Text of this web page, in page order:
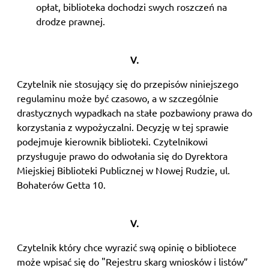
opłat, biblioteka dochodzi swych roszczeń na
drodze prawnej.
V.
Czytelnik nie stosujący się do przepisów niniejszego
regulaminu może być czasowo, a w szczególnie
drastycznych wypadkach na stałe pozbawiony prawa do
korzystania z wypożyczalni. Decyzję w tej sprawie
podejmuje kierownik biblioteki. Czytelnikowi
przysługuje prawo do odwołania się do Dyrektora
Miejskiej Biblioteki Publicznej w Nowej Rudzie, ul.
Bohaterów Getta 10.
V.
Czytelnik który chce wyrazić swą opinię o bibliotece
może wpisać się do "Rejestru skarg wniosków i listów”